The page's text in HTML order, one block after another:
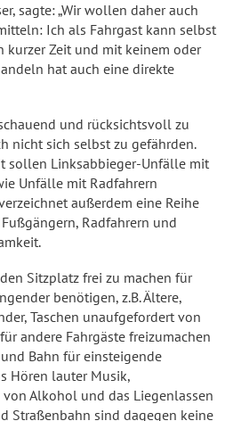
sagte: „Wir wollen daher auch
Ich als Fahrgast kann selbst
kurzer Zeit und mit keinem oder
hat auch eine direkte
und rücksichtsvoll zu
nicht sich selbst zu gefährden.
sollen Linksabbieger-Unfälle mit
Unfälle mit Radfahrern
außerdem eine Reihe
Radfahrern und
Sitzplatz frei zu machen für
benötigen, z.B. Ältere,
Taschen unaufgefordert von
andere Fahrgäste freizumachen
Bahn für einsteigende
Hören lauter Musik,
Alkohol und das Liegenlassen
Straßenbahn sind dagegen keine